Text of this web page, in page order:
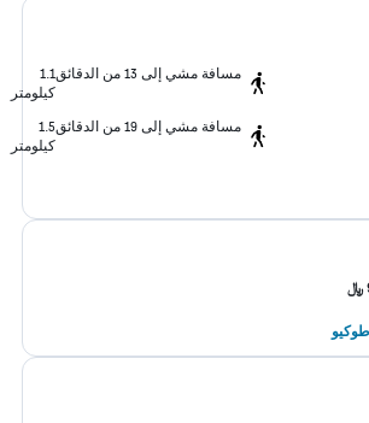
مسافة مشي إلى 13 من الدقائق
1.1
كيلومتر
مسافة مشي إلى 19 من الدقائق
1.5
كيلومتر